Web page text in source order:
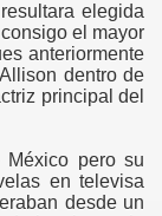
elegida
el mayor
anteriormente
dentro de
principal del
pero su
en televisa
desde un